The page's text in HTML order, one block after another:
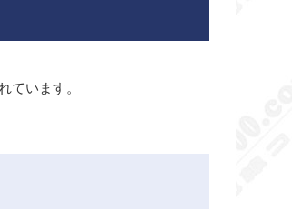
ています。